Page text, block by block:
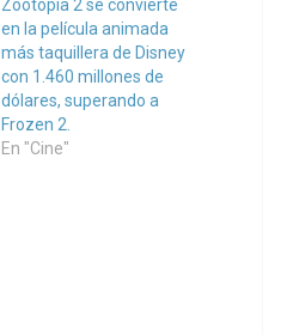
Zootopia 2 se convierte
en la película animada
más taquillera de Disney
con 1.460 millones de
dólares, superando a
Frozen 2.
En "Cine"